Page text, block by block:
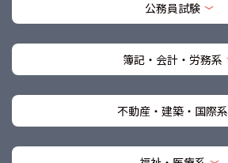
公務員試験
簿記・会計・労務系
不動産・建築・国際系